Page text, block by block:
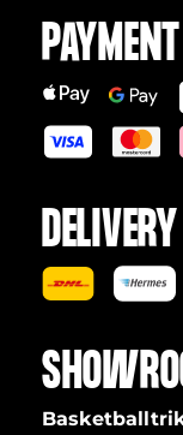
PAYMENT
DELIVERY